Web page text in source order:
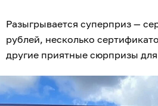
Разыгрывается суперприз —
рублей, несколько
другие приятные сюрпризы